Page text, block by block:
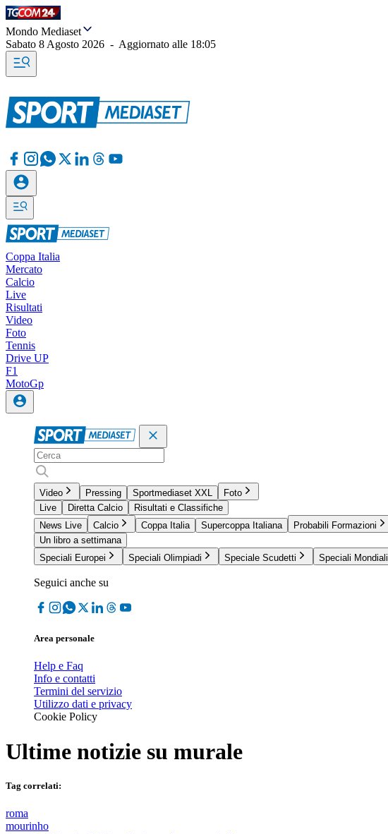
Mondo Mediaset
Sabato 8 Agosto 2026 - Aggiornato alle 18:05
Coppa Italia
Mercato
Calcio
Live
Risultati
Video
Foto
Tennis
Drive UP
F1
MotoGp
Video Pressing Sportmediaset XXL
Foto
Live
Diretta Calcio
Risultati e Classifiche
News Live
Calcio Coppa Italia Supercoppa Italiana Probabili Formazioni
Un libro a settimana
Speciali Europei
Speciali Olimpiadi Speciale Scudetti Speciali Mondiali
Seguici anche su
Area personale
Help e Faq
Info e contatti
Termini del servizio
Utilizzo dati e privacy
Cookie Policy
Ultime notizie su murale
Tag correlati:
roma
mourinho